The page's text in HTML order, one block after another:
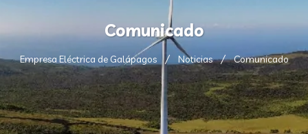
Comunicado
Empresa Eléctrica de Galápagos Noticias Comunicado